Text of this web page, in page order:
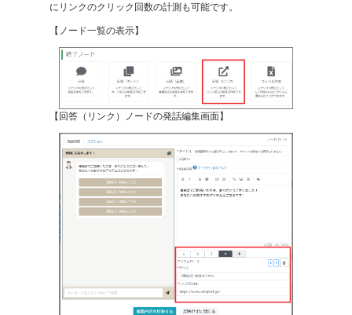
にリンクのクリック回数の計測も可能です。
【ノード一覧の表示】
【回答（リンク）ノードの発話編集画面】